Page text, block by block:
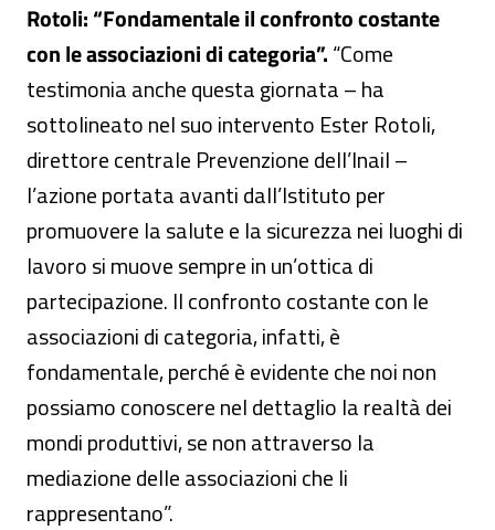
Rotoli: “Fondamentale il confronto costante
con le associazioni di categoria”.“Come
testimonia anche questa giornata – ha
sottolineato nel suo intervento Ester Rotoli,
direttore centrale Prevenzione dell’Inail –
l’azione portata avanti dall’Istituto per
promuovere la salute e la sicurezza nei luoghi di
lavoro si muove sempre in un’ottica di
partecipazione. Il confronto costante con le
associazioni di categoria, infatti, è
fondamentale, perché è evidente che noi non
possiamo conoscere nel dettaglio la realtà dei
mondi produttivi, se non attraverso la
mediazione delle associazioni che li
rappresentano”.